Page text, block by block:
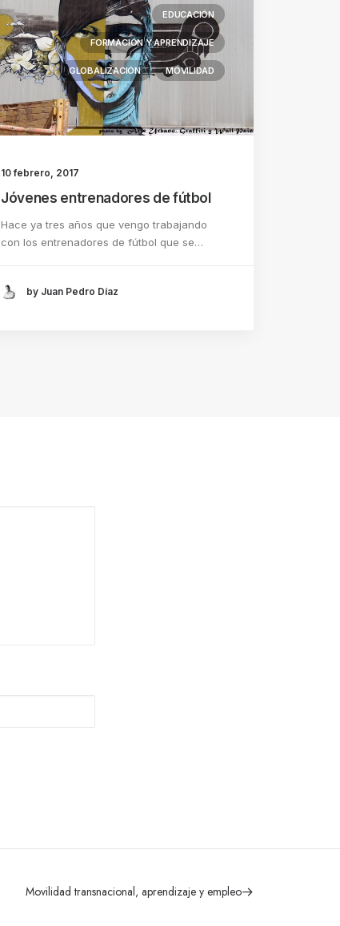
EDUCACIÓN
FORMACIÓN Y APRENDIZAJE
GLOBALIZACIÓN MOVILIDAD
10 febrero, 2017
Jóvenes entrenadores de fútbol
Hace ya tres años que vengo trabajando
con los entrenadores de fútbol que se…
by Juan Pedro Díaz
Movilidad transnacional, aprendizaje y empleo